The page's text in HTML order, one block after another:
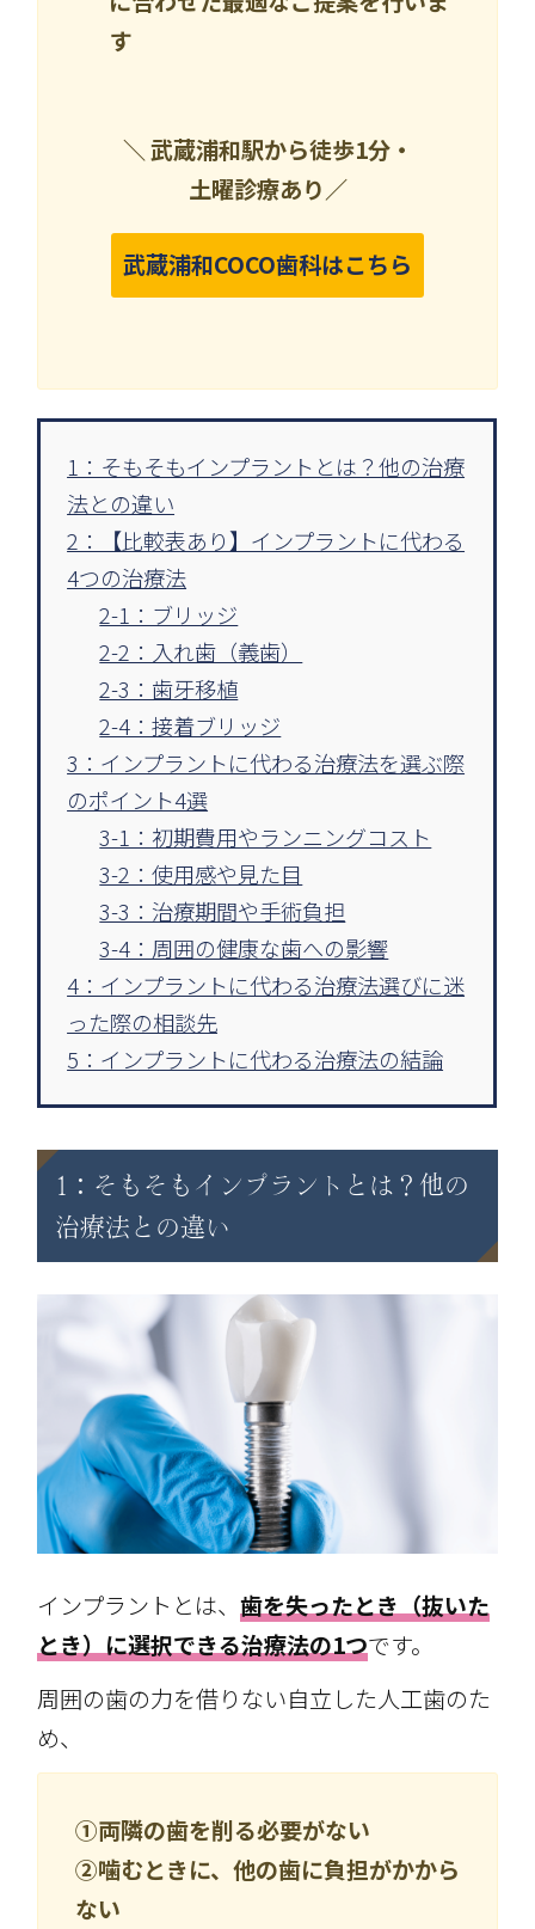
す
＼ 武蔵浦和駅から徒歩1分・
土曜診療あり／
武蔵浦和COCO歯科はこちら
1：そもそもインプラントとは？他の治療
法との違い
2：【比較表あり】インプラントに代わる
4つの治療法
2-1：ブリッジ
2-2：入れ歯（義歯）
2-3：歯牙移植
2-4：接着ブリッジ
3：インプラントに代わる治療法を選ぶ際
のポイント4選
3-1：初期費用やランニングコスト
3-2：使用感や見た目
3-3：治療期間や手術負担
3-4：周囲の健康な歯への影響
4：インプラントに代わる治療法選びに迷
った際の相談先
5：インプラントに代わる治療法の結論
1：そもそもインプラントとは？他の
治療法との違い
インプラントとは、歯を失ったとき（抜いた
とき）に選択できる治療法の1つです。
周囲の歯の力を借りない自立した人工歯のた
め、
①両隣の歯を削る必要がない
②噛むときに、他の歯に負担がかから
ない